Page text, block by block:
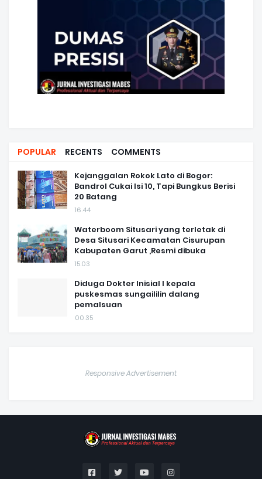
POPULAR RECENTS COMMENTS
Kejanggalan Rokok Lato di Bogor:
Bandrol Cukai Isi 10, Tapi Bungkus Berisi
20 Batang
16.44
Waterboom Situsari yang terletak di
Desa Situsari Kecamatan Cisurupan
Kabupaten Garut ,Resmi dibuka
15.03
Diduga Dokter Inisial I kepala
puskesmas sungaililin dalang
pemalsuan
00.35
Responsive Advertisement